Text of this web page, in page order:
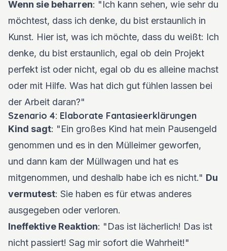
Wenn sie beharren: "Ich kann sehen, wie sehr du
möchtest, dass ich denke, du bist erstaunlich in
Kunst. Hier ist, was ich möchte, dass du weißt: Ich
denke, du bist erstaunlich, egal ob dein Projekt
perfekt ist oder nicht, egal ob du es alleine machst
oder mit Hilfe. Was hat dich gut fühlen lassen bei
der Arbeit daran?"
Szenario 4: Elaborate Fantasieerklärungen
Kind sagt: "Ein großes Kind hat mein Pausengeld
genommen und es in den Mülleimer geworfen,
und dann kam der Müllwagen und hat es
mitgenommen, und deshalb habe ich es nicht." Du
vermutest: Sie haben es für etwas anderes
ausgegeben oder verloren.
Ineffektive Reaktion: "Das ist lächerlich! Das ist
nicht passiert! Sag mir sofort die Wahrheit!"